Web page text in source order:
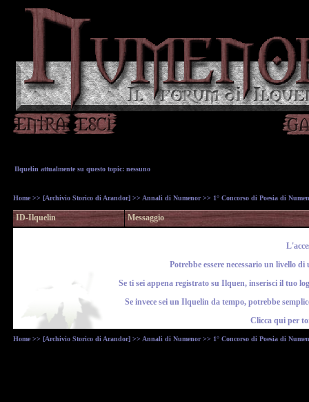
Ilquelin attualmente su questo topic: nessuno
Home >> [Archivio Storico di Arandor] >> Annali di Numenor>> 1° Concorso di Poesia di
ID-Ilquelin Messaggio
Potrebbe essere necessario un livello
Se ti sei appena registrato su Ilquen, inserisci il tuo
Se invece sei un Ilquelin da tempo, potrebbe
Clicca quiper
Home >> [Archivio Storico di Arandor] >> Annali di Numenor>> 1° Concorso di Poesia di